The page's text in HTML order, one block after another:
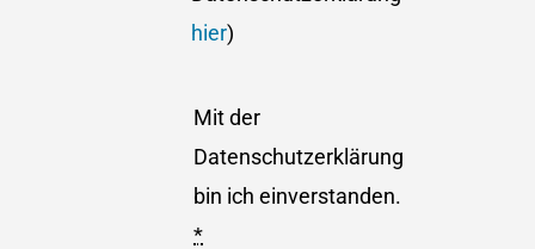
hier)
Mit der
Datenschutzerklärung
bin ich einverstanden.
*